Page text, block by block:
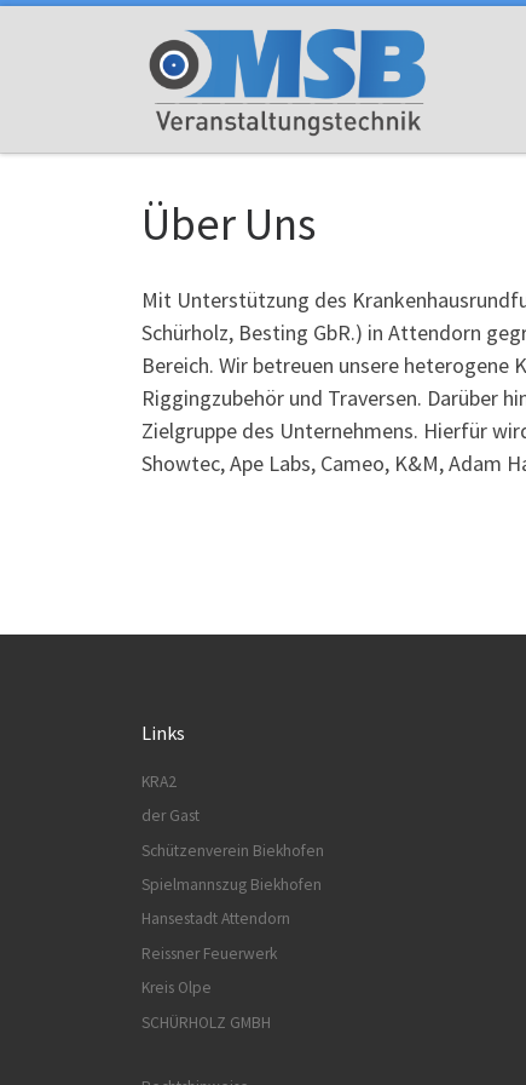
Zum Inhalt springen
Über Uns
Mit Unterstützung des
Schürholz, Besting GbR.) in Attendorn
Bereich. Wir betreuen unsere
Riggingzubehör und Traversen. Darüber
Zielgruppe des Unternehmens. Hierfür
Showtec, Ape Labs, Cameo, K&M, Adam
Links
KRA2
der Gast
Schützenverein Biekhofen
Spielmannszug Biekhofen
Hansestadt Attendorn
Reissner Feuerwerk
Kreis Olpe
SCHÜRHOLZ GMBH